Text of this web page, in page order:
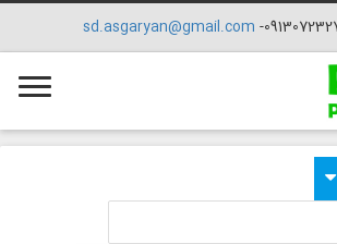
sd.asgaryan@gmail.com